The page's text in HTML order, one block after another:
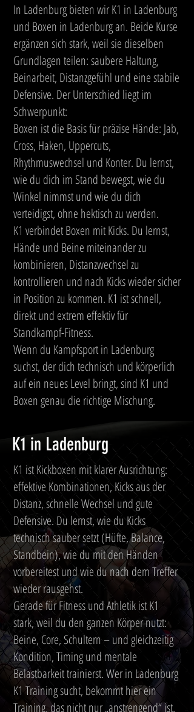
In Ladenburg bieten wir K1 in Ladenburg
und Boxen in Ladenburg an. Beide Kurse
ergänzen sich stark, weil sie dieselben
Grundlagen teilen: saubere Haltung,
Beinarbeit, Distanzgefühl und eine stabile
Defensive. Der Unterschied liegt im
Schwerpunkt:
Boxen ist die Basis für präzise Hände: Jab,
Cross, Haken, Uppercuts,
Rhythmuswechsel und Konter. Du lernst,
wie du dich im Stand bewegst, wie du
Winkel nimmst und wie du dich
verteidigst, ohne hektisch zu werden.
K1 verbindet Boxen mit Kicks. Du lernst,
Hände und Beine miteinander zu
kombinieren, Distanzwechsel zu
kontrollieren und nach Kicks wieder sicher
in Position zu kommen. K1 ist schnell,
direkt und extrem effektiv für
Standkampf-Fitness.
Wenn du Kampfsport in Ladenburg
suchst, der dich technisch und körperlich
auf ein neues Level bringt, sind K1 und
Boxen genau die richtige Mischung.
K1 in Ladenburg
K1 ist Kickboxen mit klarer Ausrichtung:
effektive Kombinationen, Kicks aus der
Distanz, schnelle Wechsel und gute
Defensive. Du lernst, wie du Kicks
technisch sauber setzt (Hüfte, Balance,
Standbein), wie du mit den Händen
vorbereitest und wie du nach dem Treffer
wieder rausgehst.
Gerade für Fitness und Athletik ist K1
stark, weil du den ganzen Körper nutzt:
Beine, Core, Schultern – und gleichzeitig
Kondition, Timing und mentale
Belastbarkeit trainierst. Wer in Ladenburg
K1 Training sucht, bekommt hier ein
Training, das nicht nur „anstrengend“ ist,